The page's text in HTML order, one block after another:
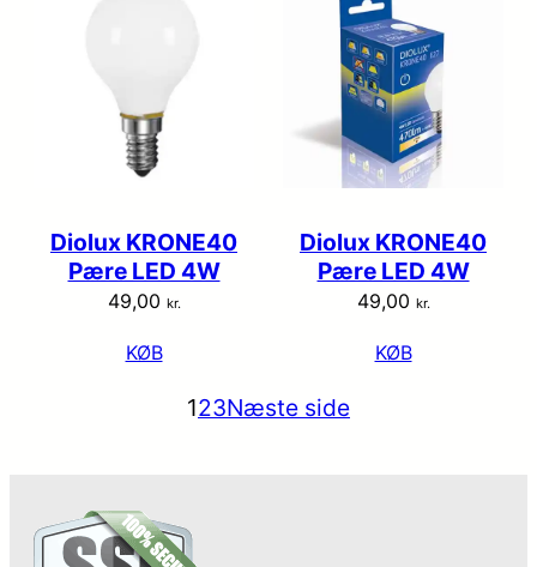
Diolux KRONE40
Pære LED 4W
49,00 kr.
KØB
Diolux KRONE40
Pære LED 4W
49,00 kr.
KØB
123Næste side